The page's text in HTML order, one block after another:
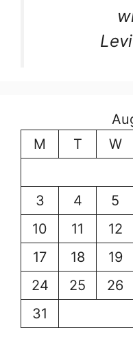
M
T W
3
4 5
10
11 12
17
18 19
24
25 26
31